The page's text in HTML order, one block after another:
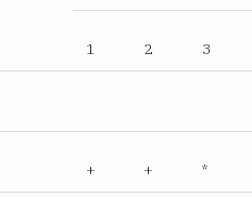
1 2 3
+ + *